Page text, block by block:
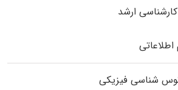
ارشد
شناسی فیزیکی